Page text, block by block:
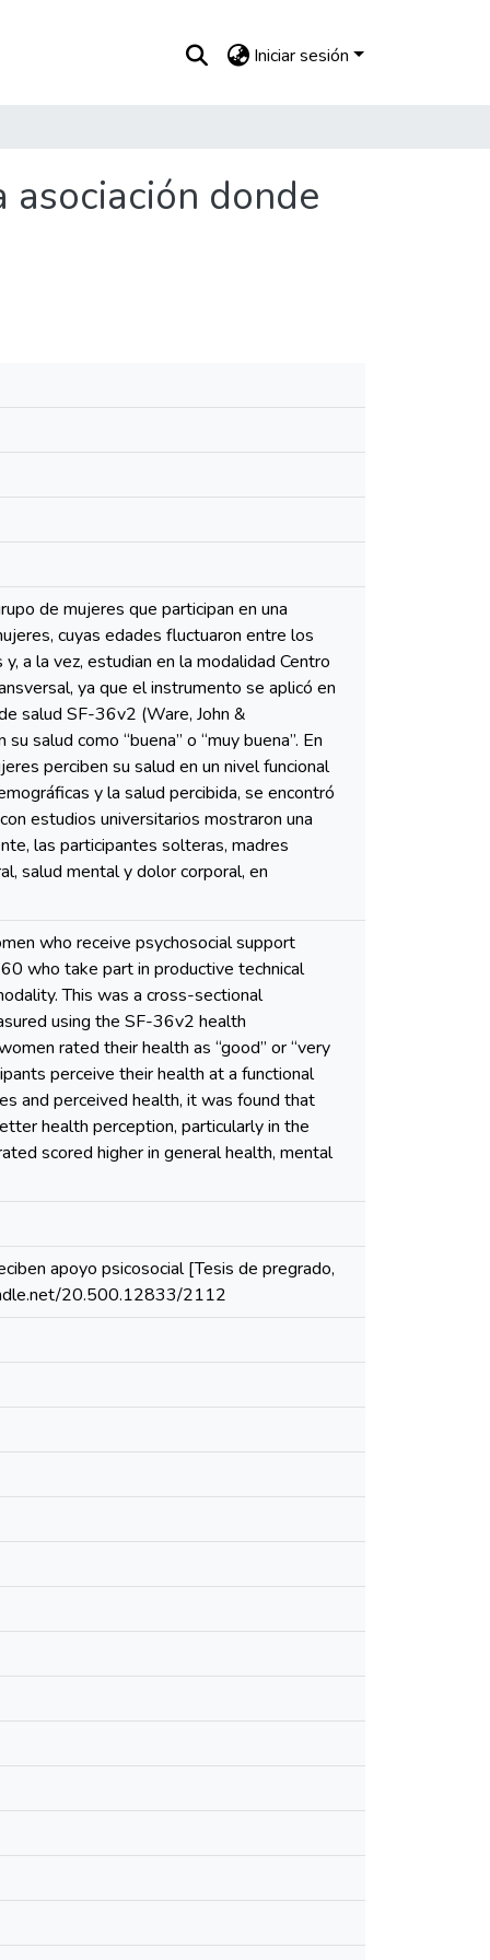
Iniciar sesión
donde
de mujeres que participan en una
cuyas edades fluctuaron entre los
a la vez, estudian en la modalidad Centro
ya que el instrumento se aplicó en
salud SF-36v2 (Ware, John &
salud como “buena” o “muy buena”. En
perciben su salud en un nivel funcional
y la salud percibida, se encontró
estudios universitarios mostraron una
las participantes solteras, madres
salud mental y dolor corporal, en
who receive psychosocial support
who take part in productive technical
This was a cross-sectional
using the SF-36v2 health
rated their health as “good” or “very
perceive their health at a functional
and perceived health, it was found that
health perception, particularly in the
scored higher in general health, mental
apoyo psicosocial [Tesis de pregrado,
20.500.12833/2112